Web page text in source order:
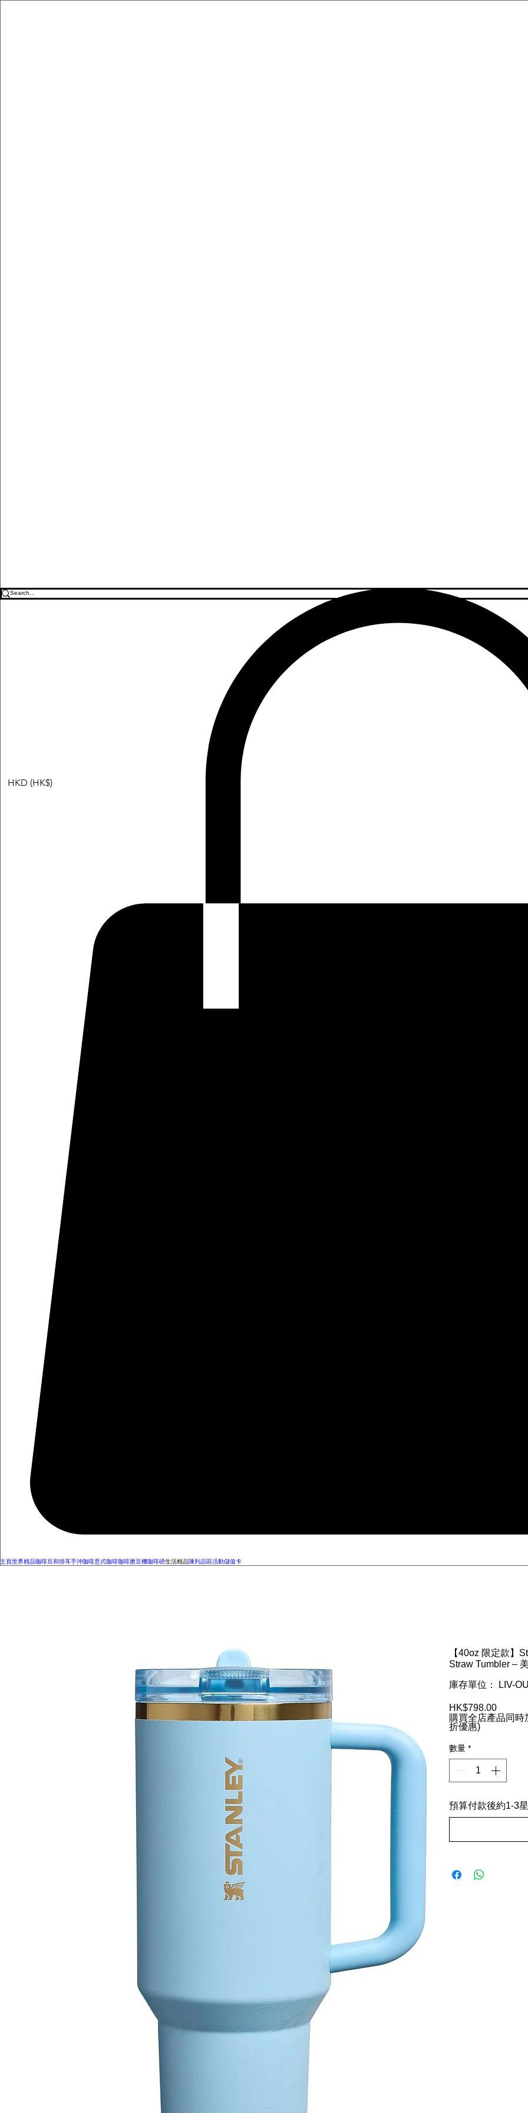
HKD (HK$)
主頁世界精品咖啡豆和掛耳手沖咖啡意式咖啡咖啡磨豆機咖啡磅生活精品陳列品區活動儲值卡
【40oz 限定款】
Straw Tumbler –
庫存單位： LIV-
HK$798.00價
格
購買全店產品同
折優惠)
數量 *
預算付款後約1-3